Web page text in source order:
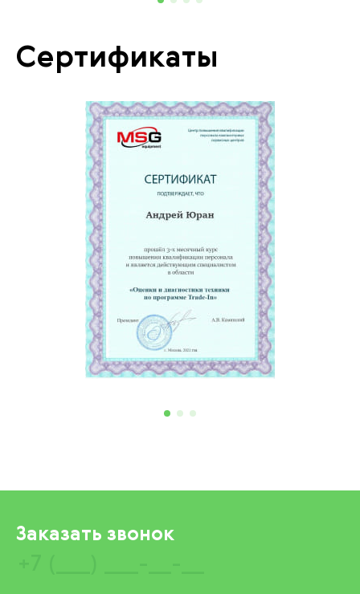
Сертификаты
Заказать звонок